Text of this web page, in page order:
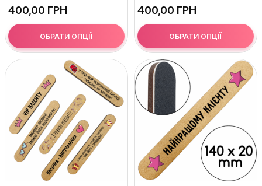
ГРН
ОБРАТИ ОПЦІЇ
ГРН
ОБРАТИ ОПЦІЇ